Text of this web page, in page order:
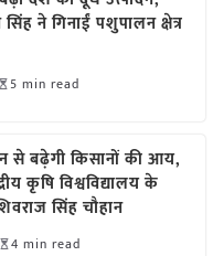
ने गिनाईं पशुपालन क्षेत्र
5 min read
से बढ़ेगी किसानों की आय,
कृषि विश्वविद्यालय के
सिंह चौहान
4 min read